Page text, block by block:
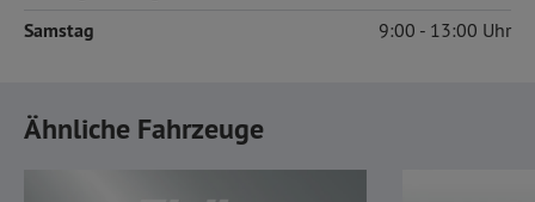
Samstag 9:00 13:00
Ähnliche Fahrzeuge